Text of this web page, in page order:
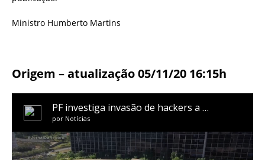
Ministro Humberto Martins
Origem – atualização 05/11/20 16:15h